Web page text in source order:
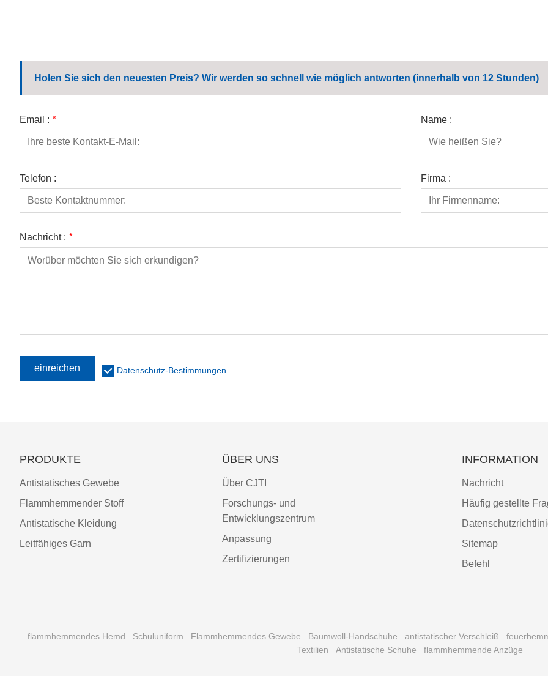
Holen Sie sich den neuesten Preis? Wir werden so schnell wie möglich antworten (innerhalb von 12 Stunden)
Email : * Name :
Telefon : Firma :
Nachricht : *
einreichen Datenschutz-Bestimmungen
PRODUKTE
Antistatisches Gewebe
Flammhemmender Stoff
Antistatische Kleidung
Leitfähiges Garn
ÜBER UNS
Über CJTI
Forschungs- und
Entwicklungszentrum
Anpassung
Zertifizierungen
INFORMATION
Nachricht
Häufig gestellte
Sitemap
Befehl
flammhemmendes Hemd Schuluniform Flammhemmendes Gewebe Baumwoll-Handschuhe antistatischer Verschleiß
Textilien
Antistatische Schuhe flammhemmende Anzüge